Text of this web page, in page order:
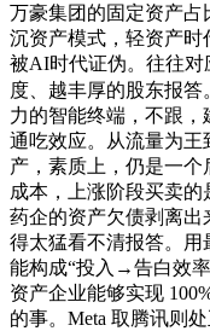
万豪集团的固定资产占
沉资产模式，轻资产
被AI时代证伪。往往对
度、越丰厚的股东报答
力的智能终端，不跟
通吃效应。从流量为
产，素质上，仍是一
成本，上涨阶段买卖
药企的资产欠债剥离
得太猛看不清报答。用
能构成“投入→告白效
资产企业能够实现
的事。Meta 取腾讯则